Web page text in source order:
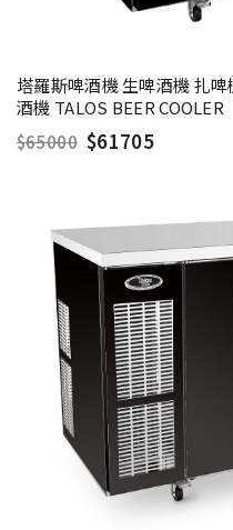
塔羅斯啤酒機 生啤酒機 扎
酒機 TALOS BEER COOLER
$65000 $61705